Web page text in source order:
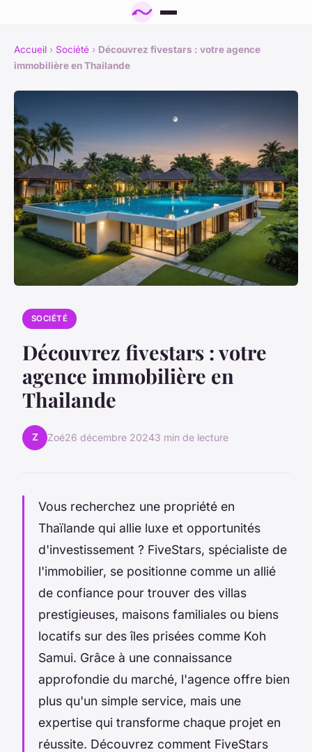
Accueil › Société › Découvrez fivestars : votre agence
immobilière en Thailande
SOCIÉTÉ
Découvrez fivestars : votre
agence immobilière en
Thailande
Z Zoé26 décembre 20243 min de lecture
Vous recherchez une propriété en
Thaïlande qui allie luxe et opportunités
d'investissement ? FiveStars, spécialiste de
l'immobilier, se positionne comme un allié
de confiance pour trouver des villas
prestigieuses, maisons familiales ou biens
locatifs sur des îles prisées comme Koh
Samui. Grâce à une connaissance
approfondie du marché, l'agence offre bien
plus qu'un simple service, mais une
expertise qui transforme chaque projet en
réussite. Découvrez comment FiveStars